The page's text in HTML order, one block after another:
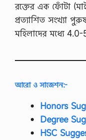
রক্তের এক ফোঁটা
প্রত্যাশিত সংখ্যা
মহিলাদের মধ্যে
আরো ও সাজেশন:-
Honors
Degree
HSC